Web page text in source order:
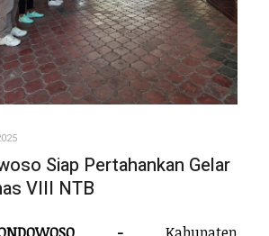
Siap Pertahankan Gelar
VIII NTB